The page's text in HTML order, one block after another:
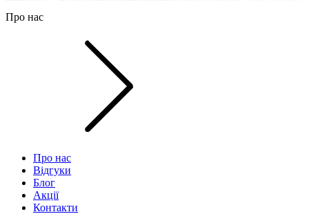
Про нас
Про нас
Відгуки
Блог
Акції
Контакти